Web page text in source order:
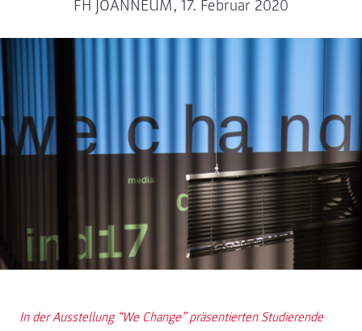
FH JOANNEUM, 17. Februar 2020
In der Ausstellung “We Change” präsentierten Studierende